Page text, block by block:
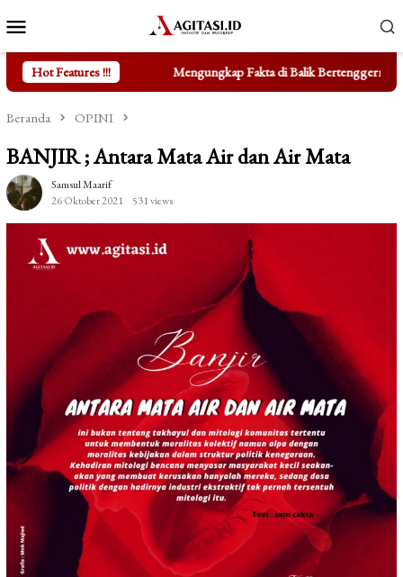
ke
kontenMobile
Hot Features !!!
Mengungkap Fakta di Balik Bertenggernya UMKM di Depan Kampus
Beranda OPINI
BANJIR ; Antara Mata Air dan Air Mata
Samsul Maarif
26 Oktober 2021
531 views